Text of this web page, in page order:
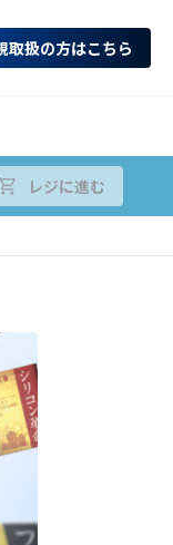
取扱の方はこちら
レジに進む